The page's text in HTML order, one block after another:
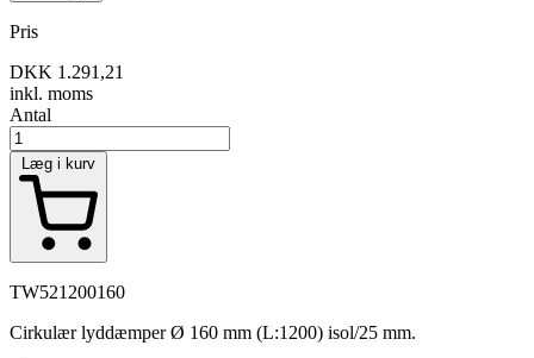
Pris
DKK 1.291,21
inkl. moms
Antal
Læg i kurv
TW521200160
Cirkulær lyddæmper Ø 160 mm (L:1200) isol/25 mm.